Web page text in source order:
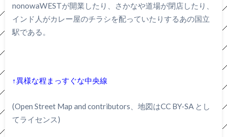
nonowaWESTが開業したり、さかなや道場が閉店したり、
インド人がカレー屋のチラシを配っていたりするあの国立
駅である。
↑異様な程まっすぐな中央線
(Open Street Map and contributors、地図はCC BY-SA とし
てライセンス)